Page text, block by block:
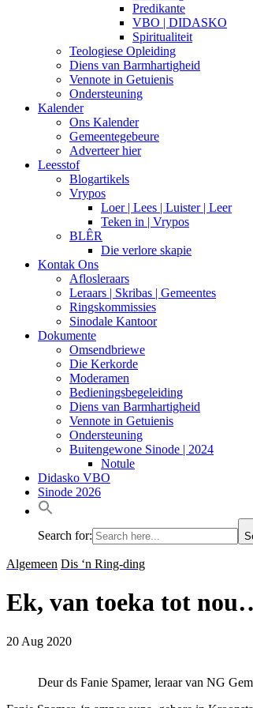
Predikante
VBO | DIDASKO
Spiritualiteit
Teologiese Opleiding
Diens van Barmhartigheid
Vennote in Getuienis
Ondersteuning
Kalender
Ons Kalender
Gemeentegebeure
Adverteer hier
Leesstof
Blogartikels
Vrypos
Loer | Lees | Luister | Leer
Teken in | Vrypos
BLÊR
Die verlore skapie
Kontak Ons
Aflosleraars
Leraars | Skribas | Gemeentes
Ringskommissies
Sinodale Kantoor
Dokumente
Omsendbriewe
Die Kerkorde
Moderamen
Bedieningsbegeleiding
Diens van Barmhartigheid
Vennote in Getuienis
Ondersteuning
Buitengewone Sinode | 2024
Notule
Didasko VBO
Sinode 2026
Search for:
Algemeen Dis ‘n Ring-ding
Ek, van toeka tot
20 Aug 2020
Deur ds Fanie Spamer, leraar van NG